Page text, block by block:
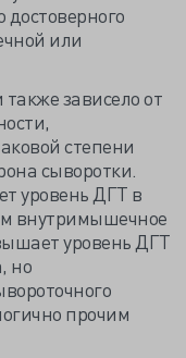
или
зависело от
степени
сыворотки.
уровень ДГТ в
внутримышечное
уровень ДГТ
но
прочим